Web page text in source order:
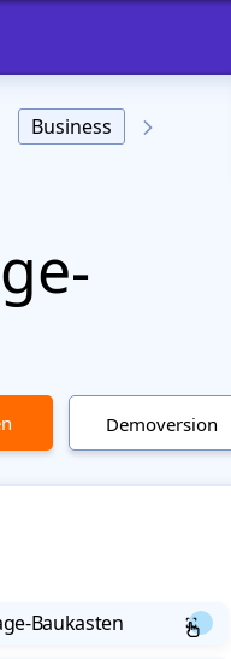
Business
Demoversion
Baukasten